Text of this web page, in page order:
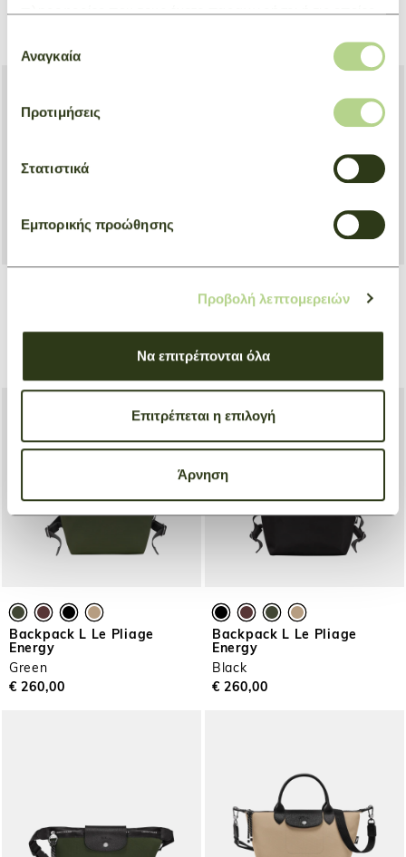
πληροφορίες που τους έχετε παραχωρήσει ή τις οποίες
των υπηρεσιών τους.
συγκατάθεσης
Αναγκαία
Προτιμήσεις
Στατιστικά
Εμπορικής προώθησης
Προβολή λεπτομερειών
Να επιτρέπονται όλα
Επιτρέπεται η επιλογή
Άρνηση
€ 260,00
Backpack L Le Pliage
Energy
Green
€ 260,00
Backpack L Le Pliage
Energy
Black
€ 260,00